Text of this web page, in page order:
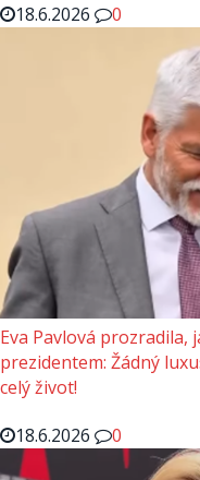
18.6.2026
0
Eva Pavlová prozradila,
prezidentem: Žádný
celý život!
18.6.2026
0